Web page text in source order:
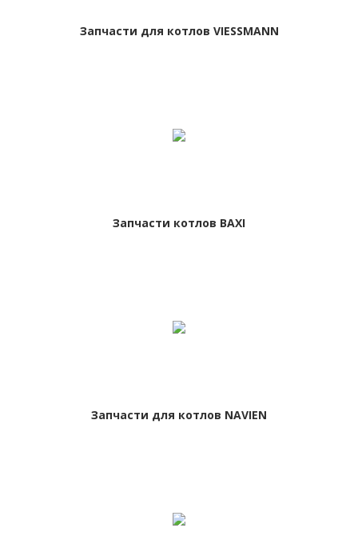
Запчасти для котлов VIESSMANN
Запчасти котлов BAXI
Запчасти для котлов NAVIEN